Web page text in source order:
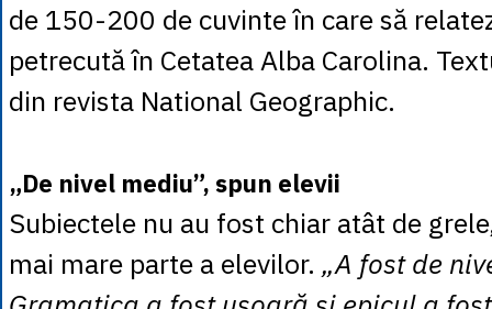
de 150-200 de cuvinte în care să
petrecută în Cetatea Alba Carolina.
din revista National Geographic.
„De nivel mediu”, spun elevii
Subiectele nu au fost chiar atât de
mai mare parte a elevilor. „A fost de